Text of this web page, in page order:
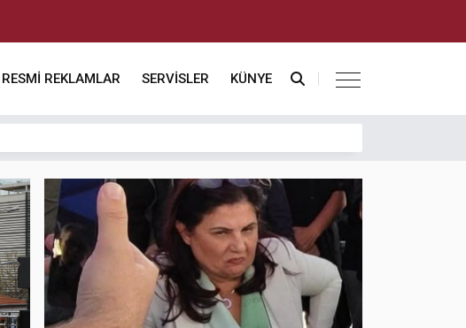
RESMİ REKLAMLAR SERVİSLER KÜNYE